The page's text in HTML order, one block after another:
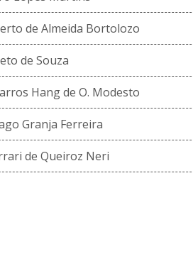
de Almeida Bortolozo
de Souza
Hang de O. Modesto
Granja Ferreira
de Queiroz Neri